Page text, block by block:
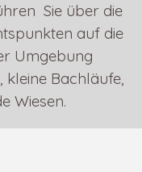
Sie über die
auf die
Umgebung
kleine Bachläufe,
Wiesen.